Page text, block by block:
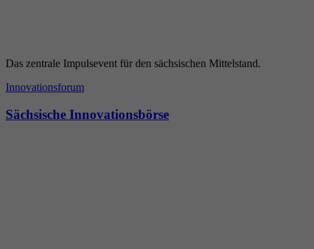
Das zentrale Impul­sevent für den sächsischen Mittel­stand.
Innovationsforum
Sächsische Innovationsbörse